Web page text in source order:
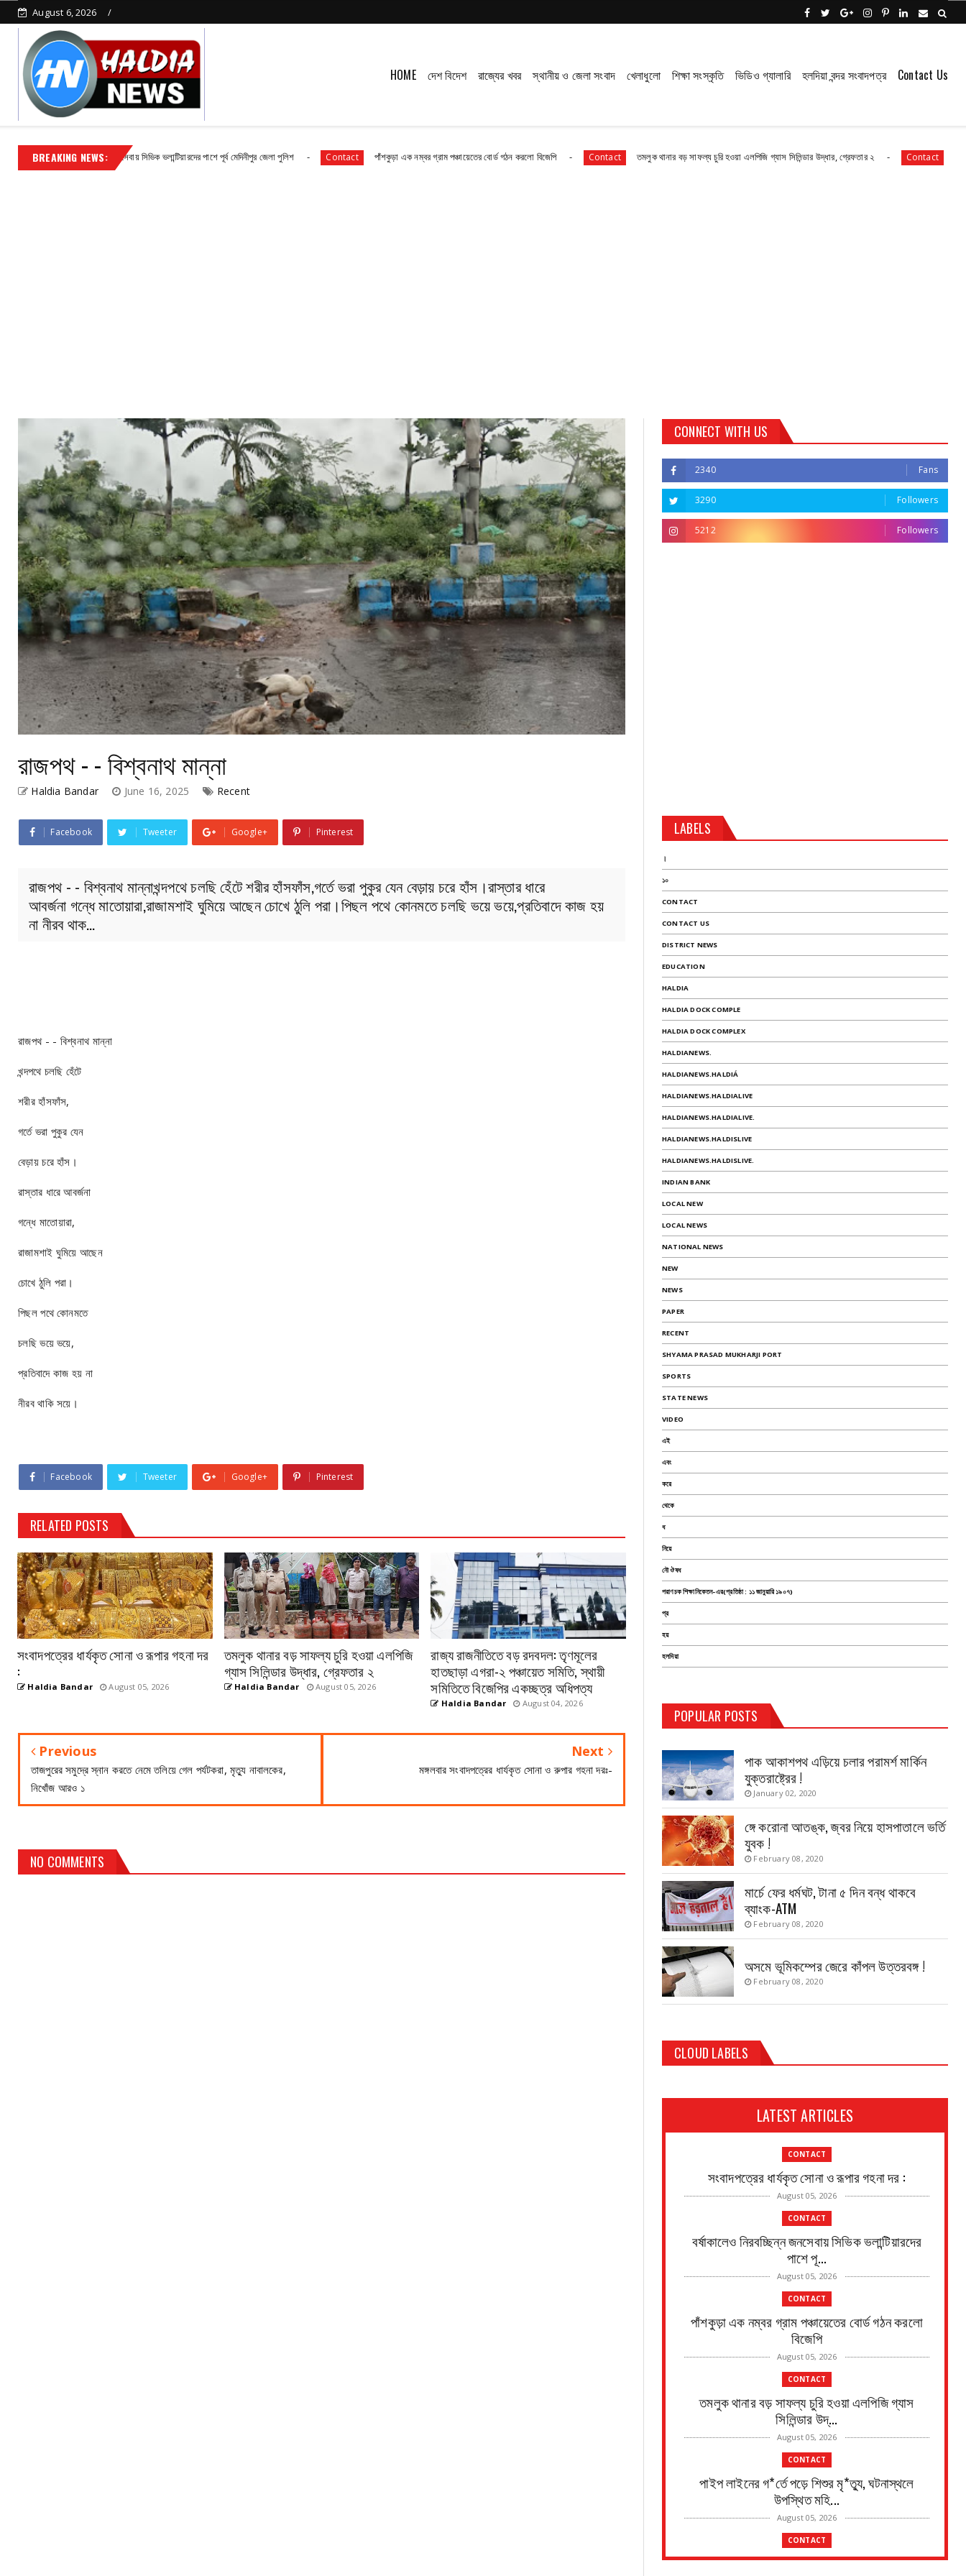
August 6, 2026
HOME দেশ বিদেশ রাজ্যের খবর স্থানীয় ও জেলা সংবাদ খেলাধুলো শিক্ষা সংস্কৃতি ভিডিও গ্যালারি হলদিয়া বন্দর সংবাদপত্র Contact Us
BREAKING NEWS:
নিরবচ্ছিন্ন জনসেবায় সিভিক ভলান্টিয়ারদের পাশে পূর্ব মেদিনীপুর জেলা পুলিশ Contact পাঁশকুড়া এক নম্বর গ্রাম পঞ্চায়েতের বোর্ড গঠন করলো বিজেপি Contact তমলুক থানার বড় সাফল্য চুরি হওয়া এলপিজি গ্যাস সিলিন্ডার উদ্ধার, গ্রেফতার ২ Contact পাইপ লাইনের
রাজপথ - ‌- বিশ্বনাথ মান্না
Haldia Bandar June 16, 2025 Recent
Facebook Tweeter Google+ Pinterest
রাজপথ - ‌- বিশ্বনাথ মান্নাখন্দপথে চলছি হেঁটে শরীর হাঁসফাঁস,গর্তে ভরা পুকুর যেন বেড়ায় চরে হাঁস।রাস্তার ধারে
আবর্জনা গন্ধে মাতোয়ারা,রাজামশাই ঘুমিয়ে আছেন চোখে ঠুলি পরা।পিছল পথে কোনমতে চলছি ভয়ে ভয়ে,প্রতিবাদে কাজ হয়
না নীরব থাক…
রাজপথ - ‌- বিশ্বনাথ মান্না
খন্দপথে চলছি হেঁটে
শরীর হাঁসফাঁস,
গর্তে ভরা পুকুর যেন
বেড়ায় চরে হাঁস।
রাস্তার ধারে আবর্জনা
গন্ধে মাতোয়ারা,
রাজামশাই ঘুমিয়ে আছেন
চোখে ঠুলি পরা।
পিছল পথে কোনমতে
চলছি ভয়ে ভয়ে,
প্রতিবাদে কাজ হয় না
নীরব থাকি সয়ে।
Facebook Tweeter Google+ Pinterest
RELATED POSTS
সংবাদপত্রের ধার্যকৃত সোনা ও রূপার গহনা দর
:
Haldia Bandar August 05, 2026
তমলুক থানার বড় সাফল্য চুরি হওয়া এলপিজি
গ্যাস সিলিন্ডার উদ্ধার, গ্রেফতার ২
Haldia Bandar August 05, 2026
রাজ্য রাজনীতিতে বড় রদবদল: তৃণমূলের
হাতছাড়া এগরা-২ পঞ্চায়েত সমিতি, স্থায়ী
সমিতিতে বিজেপির একচ্ছত্র অধিপত্য
Haldia Bandar August 04, 2026
Previous
তাজপুরের সমুদ্রে স্নান করতে নেমে তলিয়ে গেল পর্যটকরা, মৃত্যু নাবালকের,
নিখোঁজ আরও ১
Next
মঙ্গলবার সংবাদপত্রের ধার্যকৃত সোনা ও রুপার গহনা দরঃ-
NO COMMENTS
CONNECT WITH US
2340 Fans
3290 Followers
5212 Followers
LABELS
।
১০
CONTACT
CONTACT US
DISTRICT NEWS
EDUCATION
HALDIA
HALDIA DOCK COMPLE
HALDIA DOCK COMPLEX
HALDIANEWS.
HALDIANEWS.HALDIÁ
HALDIANEWS.HALDIALIVE
HALDIANEWS.HALDIALIVE.
HALDIANEWS.HALDISLIVE
HALDIANEWS.HALDISLIVE.
INDIAN BANK
LOCAL NEW
LOCAL NEWS
NATIONAL NEWS
NEW
NEWS
PAPER
RECENT
SHYAMA PRASAD MUKHARJI PORT
SPORTS
STATE NEWS
VIDEO
এই
এবং
করে
থেকে
ধ
নিয়ে
নৌ ঔষধ
পরাণচক শিক্ষানিকেতন-এর(প্রতিষ্ঠা : ১১ জানুয়ারি ১৯০৭)
প্র
হয়
হলদিয়া
POPULAR POSTS
TEST PAGE
August 14, 2019
পাক আকাশপথ এড়িয়ে চলার পরামর্শ মার্কিন
যুক্তরাষ্ট্রের !
January 02, 2020
ঙ্গে করোনা আতঙ্ক, জ্বর নিয়ে হাসপাতালে ভর্তি
যুবক !
February 08, 2020
মার্চে ফের ধর্মঘট, টানা ৫ দিন বন্ধ থাকবে
ব্যাংক-ATM
February 08, 2020
অসমে ভূমিকম্পের জেরে কাঁপল উত্তরবঙ্গ !
February 08, 2020
CLOUD LABELS
LATEST ARTICLES
CONTACT
সংবাদপত্রের ধার্যকৃত সোনা ও রূপার গহনা দর :
August 05, 2026
CONTACT
বর্ষাকালেও নিরবচ্ছিন্ন জনসেবায় সিভিক ভলান্টিয়ারদের
পাশে পূ...
August 05, 2026
CONTACT
পাঁশকুড়া এক নম্বর গ্রাম পঞ্চায়েতের বোর্ড গঠন করলো
বিজেপি
August 05, 2026
CONTACT
তমলুক থানার বড় সাফল্য চুরি হওয়া এলপিজি গ্যাস
সিলিন্ডার উদ্...
August 05, 2026
CONTACT
পাইপ লাইনের গ*র্তে পড়ে শিশুর মৃ*ত্যু, ঘটনাস্থলে
উপস্থিত মহি...
August 05, 2026
CONTACT
৫ ই আগস্ট শিবদাস ঘোষের ৫১তম স্মরণ দিবস জেলা জুড়ে